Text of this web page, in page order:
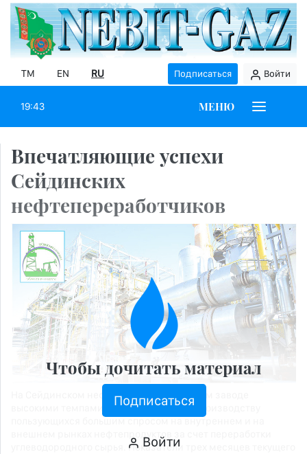
TM EN RU Подписаться Войти
19:43 МЕНЮ
Впечатляющие успехи
Сейдинских
нефтепереработчиков
На Сейдинском нефтеперерабатывающем заводе
высокими темпами ведется работа по производству
пользующихся большим спросом на внутреннем и на
внешнем рынках нефтепродуктов за счет переработки
углеводородного сырья. Показатели трех месяцев текущего
Чтобы дочитать материал
Подписаться
Войти